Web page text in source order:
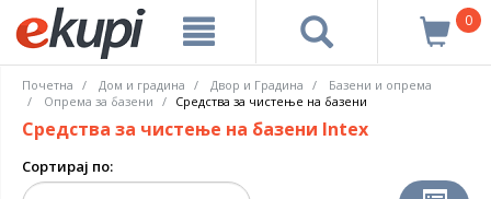
0
Почетна Дом и градина Двор и Градина
Базени и опрема
Опрема за базени
Средства за чистење на базени
Средства за чистење на базени Intex
Сортирај по: